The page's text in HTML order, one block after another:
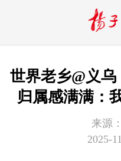
世界老乡@义
归属感满满：
来源：
2025-